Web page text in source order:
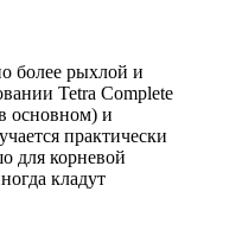
более рыхлой и
Tetra Complete
основном) и
практически
для корневой
кладут